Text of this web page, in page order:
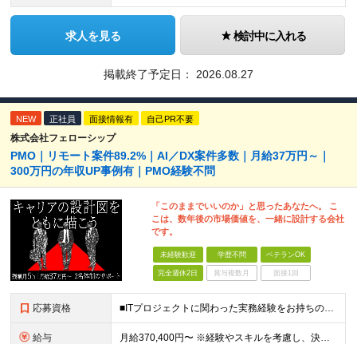
求人を見る 検討中に入れる
掲載終了予定日： 2026.08.27
NEW 正社員 面接情報有 自己PR不要
株式会社フェローシップ
PMO｜リモート案件89.2%｜AI／DX案件多数｜月給37万円～｜
300万円の年収UP事例有｜PMO経験不問
「このままでいいのか」と思ったあなたへ。 こ
こは、数年後の市場価値を、一緒に設計する会社
です。
未経験歓迎 学歴不問 ベテランOK
完全週休2日 賞与複数月 面接1回
応募資格 ■ITプロジェクトに関わった実務経験をお持ちの方（年数・職種不問） ■学歴不問 開発、Webディレクター、進行管理など、これまでの経験を活かせます。 PMOとしての実務経験は問いません。 ＼こんな
給与 月給370,400円〜 ※経験やスキルを考慮し、決定いたします ※上記金額には固定残業代（30時間分/70,400円～）を含みます。超過分は別途全額支給いたします ※試用期間6カ月あり（期間中の給与・